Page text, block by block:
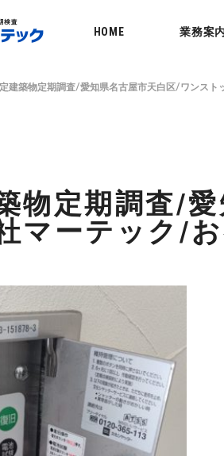
HOME 業務案
建築物定期調査/愛知県名古屋市天白区/ワンスト
物定期調査/
マーテック/